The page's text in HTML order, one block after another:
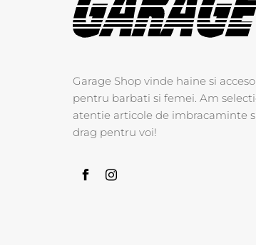
Garage Shop vinde haine si
pentru barbati si femei. Am
atentie articole de imbracaminte
drag pentru voi!